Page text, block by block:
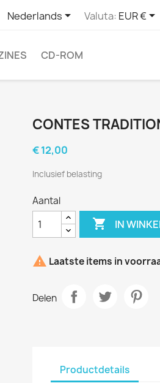
Nederlands Valuta: EUR €
CD-ROM
CONTES
€ 12,00
Inclusief belasting
Aantal
 IN
 Laatste items in
Delen
Productdetails